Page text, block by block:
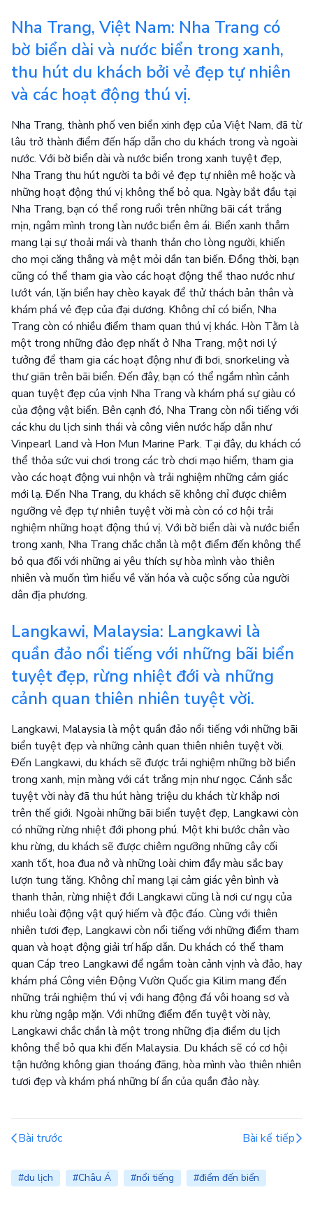
Nha Trang, Việt Nam: Nha Trang có
bờ biển dài và nước biển trong xanh,
thu hút du khách bởi vẻ đẹp tự nhiên
và các hoạt động thú vị.
Nha Trang, thành phố ven biển xinh đẹp của Việt Nam, đã từ
lâu trở thành điểm đến hấp dẫn cho du khách trong và ngoài
nước. Với bờ biển dài và nước biển trong xanh tuyệt đẹp,
Nha Trang thu hút người ta bởi vẻ đẹp tự nhiên mê hoặc và
những hoạt động thú vị không thể bỏ qua. Ngày bắt đầu tại
Nha Trang, bạn có thể rong ruổi trên những bãi cát trắng
mịn, ngâm mình trong làn nước biển êm ái. Biển xanh thẳm
mang lại sự thoải mái và thanh thản cho lòng người, khiến
cho mọi căng thẳng và mệt mỏi dần tan biến. Đồng thời, bạn
cũng có thể tham gia vào các hoạt động thể thao nước như
lướt ván, lặn biển hay chèo kayak để thử thách bản thân và
khám phá vẻ đẹp của đại dương. Không chỉ có biển, Nha
Trang còn có nhiều điểm tham quan thú vị khác. Hòn Tằm là
một trong những đảo đẹp nhất ở Nha Trang, một nơi lý
tưởng để tham gia các hoạt động như đi bơi, snorkeling và
thư giãn trên bãi biển. Đến đây, bạn có thể ngắm nhìn cảnh
quan tuyệt đẹp của vịnh Nha Trang và khám phá sự giàu có
của động vật biển. Bên cạnh đó, Nha Trang còn nổi tiếng với
các khu du lịch sinh thái và công viên nước hấp dẫn như
Vinpearl Land và Hon Mun Marine Park. Tại đây, du khách có
thể thỏa sức vui chơi trong các trò chơi mạo hiểm, tham gia
vào các hoạt động vui nhộn và trải nghiệm những cảm giác
mới lạ. Đến Nha Trang, du khách sẽ không chỉ được chiêm
ngưỡng vẻ đẹp tự nhiên tuyệt vời mà còn có cơ hội trải
nghiệm những hoạt động thú vị. Với bờ biển dài và nước biển
trong xanh, Nha Trang chắc chắn là một điểm đến không thể
bỏ qua đối với những ai yêu thích sự hòa mình vào thiên
nhiên và muốn tìm hiểu về văn hóa và cuộc sống của người
dân địa phương.
Langkawi, Malaysia: Langkawi là
quần đảo nổi tiếng với những bãi biển
tuyệt đẹp, rừng nhiệt đới và những
cảnh quan thiên nhiên tuyệt vời.
Langkawi, Malaysia là một quần đảo nổi tiếng với những bãi
biển tuyệt đẹp và những cảnh quan thiên nhiên tuyệt vời.
Đến Langkawi, du khách sẽ được trải nghiệm những bờ biển
trong xanh, mịn màng với cát trắng mịn như ngọc. Cảnh sắc
tuyệt vời này đã thu hút hàng triệu du khách từ khắp nơi
trên thế giới. Ngoài những bãi biển tuyệt đẹp, Langkawi còn
có những rừng nhiệt đới phong phú. Một khi bước chân vào
khu rừng, du khách sẽ được chiêm ngưỡng những cây cối
xanh tốt, hoa đua nở và những loài chim đầy màu sắc bay
lượn tung tăng. Không chỉ mang lại cảm giác yên bình và
thanh thản, rừng nhiệt đới Langkawi cũng là nơi cư ngụ của
nhiều loài động vật quý hiếm và độc đáo. Cùng với thiên
nhiên tươi đẹp, Langkawi còn nổi tiếng với những điểm tham
quan và hoạt động giải trí hấp dẫn. Du khách có thể tham
quan Cáp treo Langkawi để ngắm toàn cảnh vịnh và đảo, hay
khám phá Công viên Động Vườn Quốc gia Kilim mang đến
những trải nghiệm thú vị với hang động đá vôi hoang sơ và
khu rừng ngập mặn. Với những điểm đến tuyệt vời này,
Langkawi chắc chắn là một trong những địa điểm du lịch
không thể bỏ qua khi đến Malaysia. Du khách sẽ có cơ hội
tận hưởng không gian thoáng đãng, hòa mình vào thiên nhiên
tươi đẹp và khám phá những bí ẩn của quần đảo này.
Bài trước Bài kế tiếp
#du lịch #Châu Á #nổi tiếng #điểm đến biển